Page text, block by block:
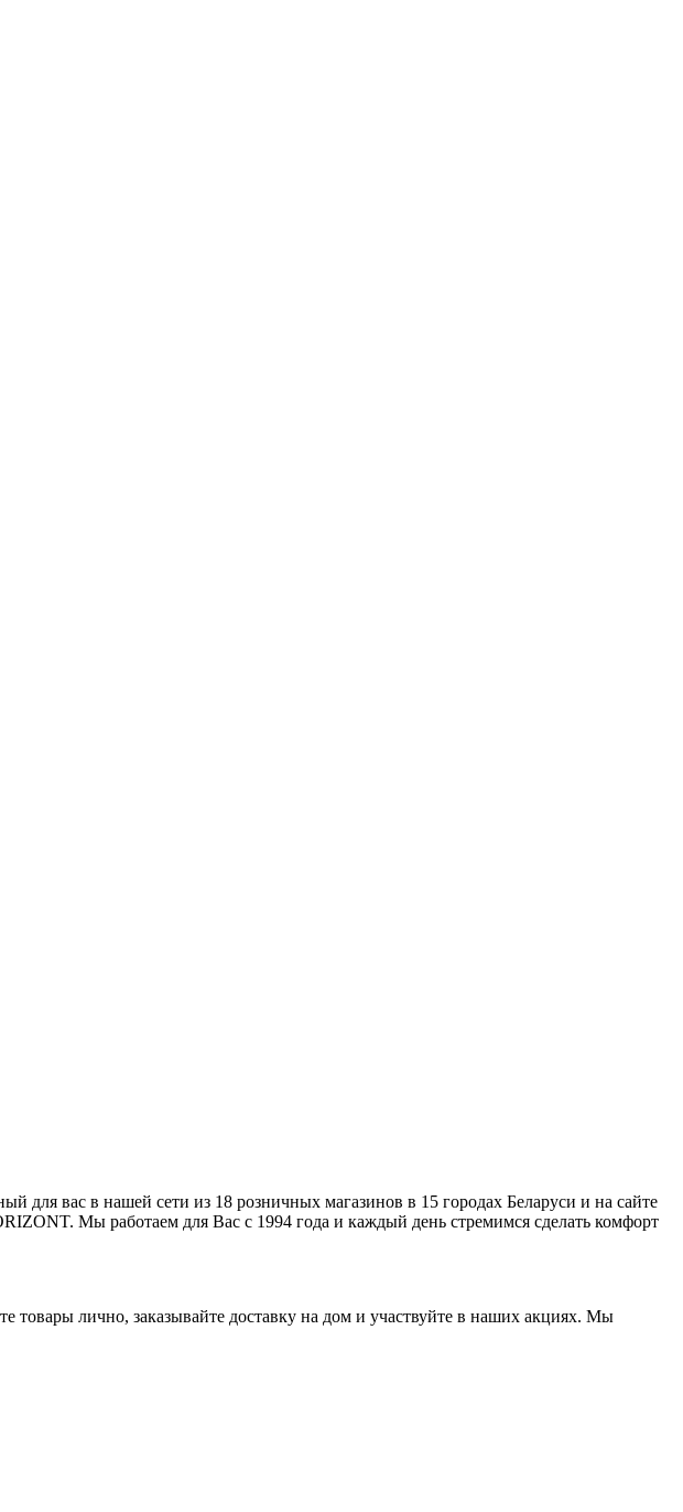
для вас в нашей сети из 18 розничных магазинов в 15 городах Беларуси и на сайте
Мы работаем для Вас с 1994 года и каждый день стремимся сделать комфорт
лично, заказывайте доставку на дом и участвуйте в наших акциях. Мы